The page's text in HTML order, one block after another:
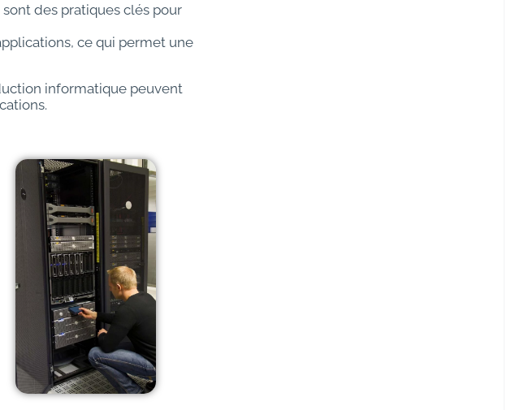
des pratiques clés pour
ce qui permet une
informatique peuvent